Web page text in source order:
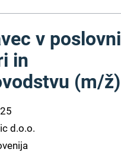
v poslovni
in
(m⁠/⁠ž)
d.o.o.